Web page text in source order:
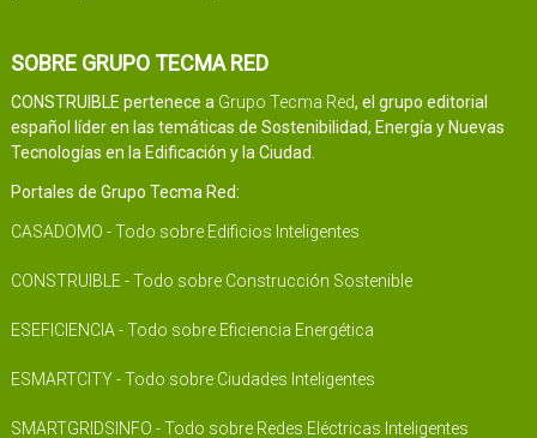
SOBRE GRUPO TECMA RED
CONSTRUIBLE pertenece a Grupo Tecma Red, el grupo editorial
español líder en las temáticas de Sostenibilidad, Energía y Nuevas
Tecnologías en la Edificación y la Ciudad.
Portales de Grupo Tecma Red:
CASADOMO - Todo sobre Edificios Inteligentes
CONSTRUIBLE - Todo sobre Construcción Sostenible
ESEFICIENCIA - Todo sobre Eficiencia Energética
ESMARTCITY - Todo sobre Ciudades Inteligentes
SMARTGRIDSINFO - Todo sobre Redes Eléctricas Inteligentes